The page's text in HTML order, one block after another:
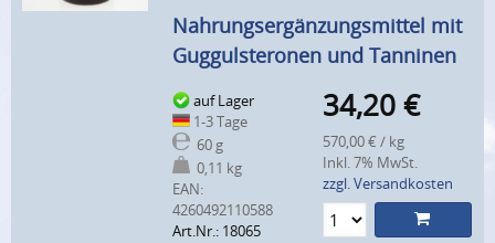
Nahrungsergänzungsmittel mit
Guggulsteronen und Tanninen
auf Lager
1-3 Tage
60 g
0,11 kg
EAN:
4260492110588
Art.Nr.: 18065
34,20 €
570,00 € / kg
Inkl. 7% MwSt.
zzgl. Versandkosten